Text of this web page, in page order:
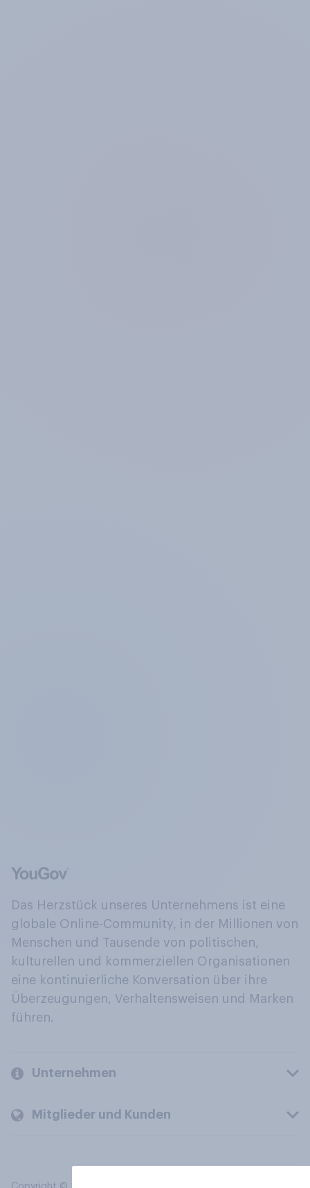
Das Herzstück unseres Unternehmens ist eine
globale Online-Community, in der Millionen von
Menschen und Tausende von politischen,
kulturellen und kommerziellen Organisationen
eine kontinuierliche Konversation über ihre
Überzeugungen, Verhaltensweisen und Marken
führen.
Unternehmen
Mitglieder und Kunden